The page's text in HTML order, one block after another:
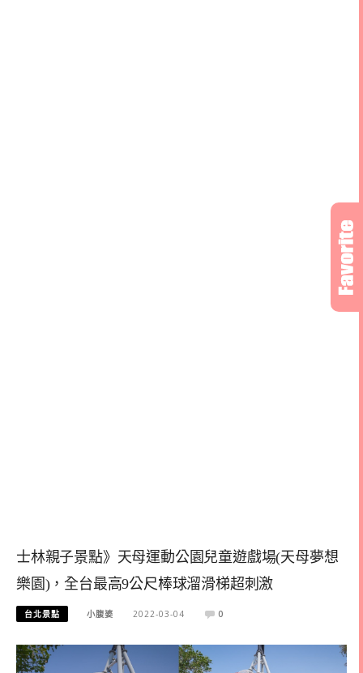
士林親子景點》天母運動公園兒童遊戲場(天母夢想
樂園)，全台最高9公尺棒球溜滑梯超刺激
台北景點 小腹婆 2022-03-04 0